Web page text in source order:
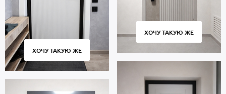
ХОЧУ ТАКУЮ ЖЕ
ХОЧУ ТАКУЮ ЖЕ